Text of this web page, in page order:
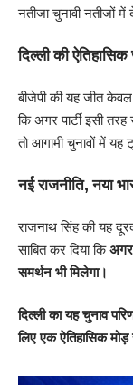
नतीजा चुनावी नतीजों
दिल्ली की
बीजेपी की यह जीत
कि अगर पार्टी इसी
तो आगामी चुनावों में यह
नई राजनीति, नया
राजनाथ सिंह की यह
साबित कर दिया किअगर
समर्थन भी मिलेगा।
दिल्ली का यह चुनाव
लिए एक ऐतिहासिक